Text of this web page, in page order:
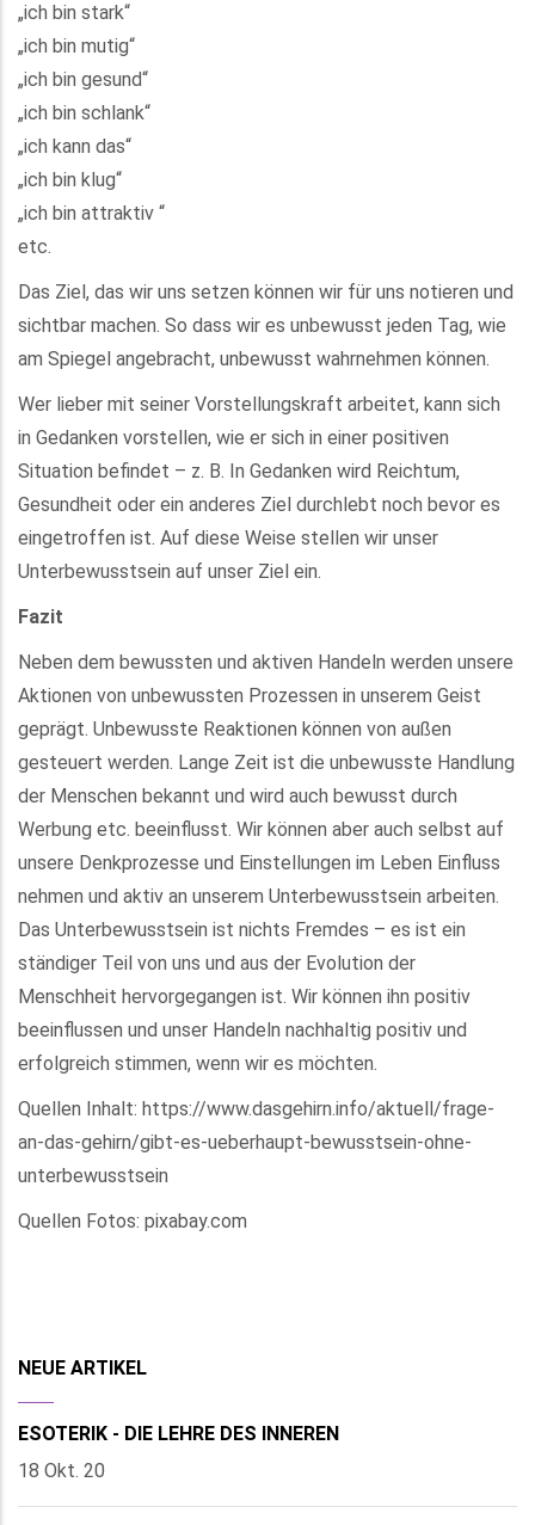
„ich bin stark“
„ich bin mutig“
„ich bin gesund“
„ich bin schlank“
„ich kann das“
„ich bin klug“
„ich bin attraktiv “
etc.
Das Ziel, das wir uns setzen können wir für uns notieren und
sichtbar machen. So dass wir es unbewusst jeden Tag, wie
am Spiegel angebracht, unbewusst wahrnehmen können.
Wer lieber mit seiner Vorstellungskraft arbeitet, kann sich
in Gedanken vorstellen, wie er sich in einer positiven
Situation befindet – z. B. In Gedanken wird Reichtum,
Gesundheit oder ein anderes Ziel durchlebt noch bevor es
eingetroffen ist. Auf diese Weise stellen wir unser
Unterbewusstsein auf unser Ziel ein.
Fazit
Neben dem bewussten und aktiven Handeln werden unsere
Aktionen von unbewussten Prozessen in unserem Geist
geprägt. Unbewusste Reaktionen können von außen
gesteuert werden. Lange Zeit ist die unbewusste Handlung
der Menschen bekannt und wird auch bewusst durch
Werbung etc. beeinflusst. Wir können aber auch selbst auf
unsere Denkprozesse und Einstellungen im Leben Einfluss
nehmen und aktiv an unserem Unterbewusstsein arbeiten.
Das Unterbewusstsein ist nichts Fremdes – es ist ein
ständiger Teil von uns und aus der Evolution der
Menschheit hervorgegangen ist. Wir können ihn positiv
beeinflussen und unser Handeln nachhaltig positiv und
erfolgreich stimmen, wenn wir es möchten.
Quellen Inhalt: https://www.dasgehirn.info/aktuell/frage-
an-das-gehirn/gibt-es-ueberhaupt-bewusstsein-ohne-
unterbewusstsein
Quellen Fotos: pixabay.com
NEUE ARTIKEL
ESOTERIK - DIE LEHRE DES INNEREN
18 Okt. 20